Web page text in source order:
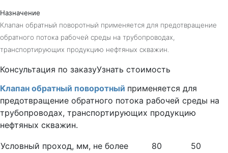
Назначение
Клапан обратный поворотный применяется для предотвращение
обратного потока рабочей среды на трубопроводах,
транспортирующих продукцию нефтяных скважин.
Консультация по заказуУзнать стоимость
Клапан обратный поворотный применяется для
предотвращение обратного потока рабочей среды на
трубопроводах, транспортирующих продукцию
нефтяных скважин.
Условный проход, мм, не более 80
50